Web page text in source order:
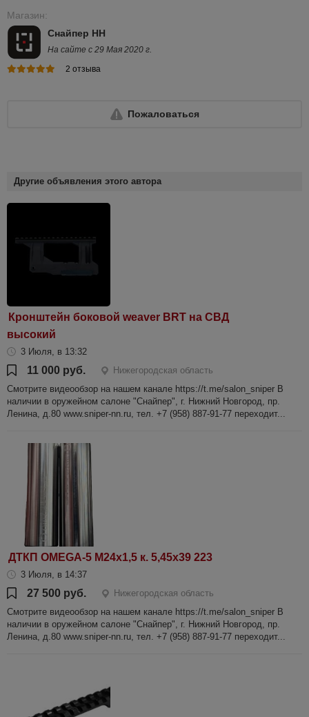
Магазин:
Снайпер НН
На сайте с 29 Мая 2020 г.
2 отзыва
Пожаловаться
Другие объявления этого автора
Кронштейн боковой weaver BRT на СВД
высокий
3 Июля, в 13:32
11 000 руб.
Нижегородская область
Смотрите видеообзор на нашем канале https://t.me/salon_sniper В
наличии в оружейном салоне "Снайпер", г. Нижний Новгород, пр.
Ленина, д.80 www.sniper-nn.ru, тел. +7 (958) 887-91-77 переходит...
ДТКП OMEGA-5 М24х1,5 к. 5,45х39 223
3 Июля, в 14:37
27 500 руб.
Нижегородская область
Смотрите видеообзор на нашем канале https://t.me/salon_sniper В
наличии в оружейном салоне "Снайпер", г. Нижний Новгород, пр.
Ленина, д.80 www.sniper-nn.ru, тел. +7 (958) 887-91-77 переходит...